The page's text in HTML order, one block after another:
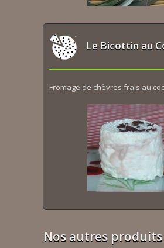
Le Bicottin au
Fromage de chèvres frais au
Nos autres produits